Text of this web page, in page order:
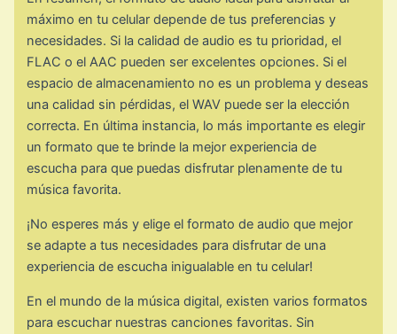
máximo en tu celular depende de tus preferencias y
necesidades. Si la calidad de audio es tu prioridad, el
FLAC o el AAC pueden ser excelentes opciones. Si el
espacio de almacenamiento no es un problema y deseas
una calidad sin pérdidas, el WAV puede ser la elección
correcta. En última instancia, lo más importante es elegir
un formato que te brinde la mejor experiencia de
escucha para que puedas disfrutar plenamente de tu
música favorita.
¡No esperes más y elige el formato de audio que mejor
se adapte a tus necesidades para disfrutar de una
experiencia de escucha inigualable en tu celular!
En el mundo de la música digital, existen varios formatos
para escuchar nuestras canciones favoritas. Sin